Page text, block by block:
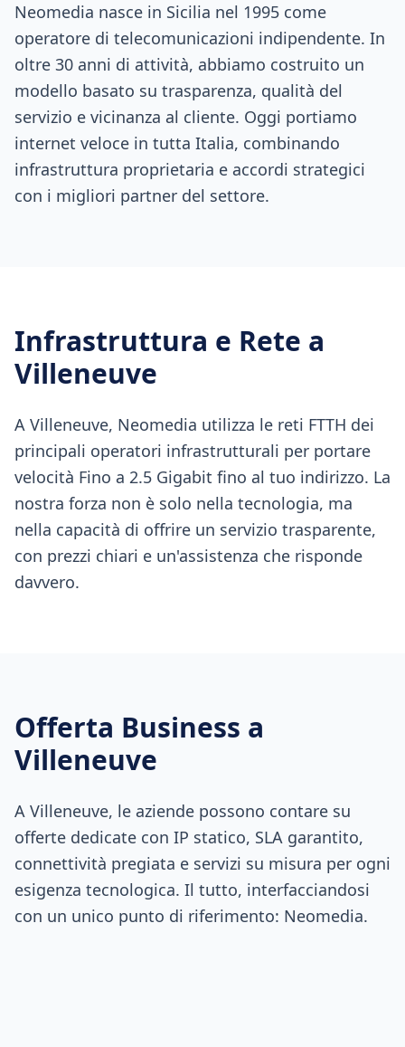
Neomedia nasce in Sicilia nel 1995 come
operatore di telecomunicazioni indipendente. In
oltre 30 anni di attività, abbiamo costruito un
modello basato su trasparenza, qualità del
servizio e vicinanza al cliente. Oggi portiamo
internet veloce in tutta Italia, combinando
infrastruttura proprietaria e accordi strategici
con i migliori partner del settore.
Infrastruttura e Rete a
Villeneuve
A Villeneuve, Neomedia utilizza le reti FTTH dei
principali operatori infrastrutturali per portare
velocità Fino a 2.5 Gigabit fino al tuo indirizzo. La
nostra forza non è solo nella tecnologia, ma
nella capacità di offrire un servizio trasparente,
con prezzi chiari e un'assistenza che risponde
davvero.
Offerta Business a
Villeneuve
A Villeneuve, le aziende possono contare su
offerte dedicate con IP statico, SLA garantito,
connettività pregiata e servizi su misura per ogni
esigenza tecnologica. Il tutto, interfacciandosi
con un unico punto di riferimento: Neomedia.